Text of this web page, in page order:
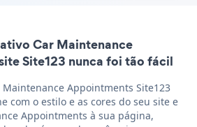
Car Maintenance
Site123 nunca foi tão fácil
Appointments Site123
com o estilo e as cores do seu site e
Appointments à sua página,